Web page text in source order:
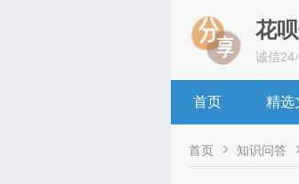
花
诚信24
首页 精选
首页  知识问答